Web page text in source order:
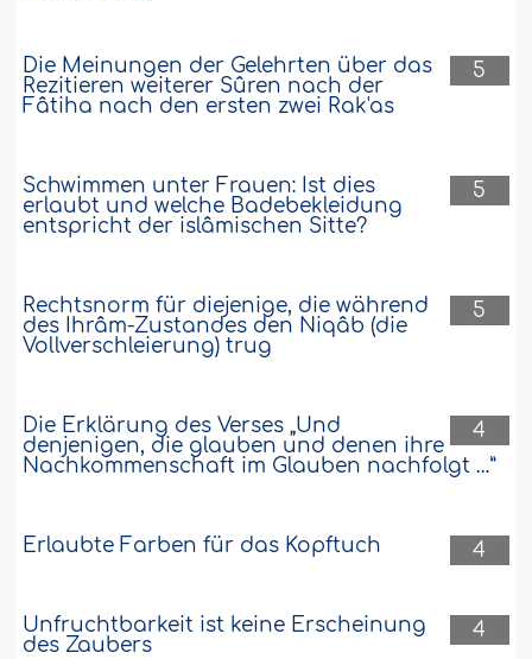
5
Die Meinungen der Gelehrten über das
Rezitieren weiterer Sûren nach der
Fâtiha nach den ersten zwei Rak'as
5
Schwimmen unter Frauen: Ist dies
erlaubt und welche Badebekleidung
entspricht der islâmischen Sitte?
5
Rechtsnorm für diejenige, die während
des Ihrâm-Zustandes den Niqâb (die
Vollverschleierung) trug
4
Die Erklärung des Verses „Und
denjenigen, die glauben und denen ihre
Nachkommenschaft im Glauben nachfolgt …”
4
Erlaubte Farben für das Kopftuch
4
Unfruchtbarkeit ist keine Erscheinung
des Zaubers